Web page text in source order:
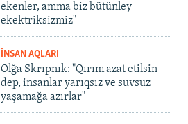
ekenler, amma biz bütünley
ekektriksizmiz"
İNSAN AQLARI
Olğa Skrıpnık: "Qırım azat etilsin
dep, insanlar yarıqsız ve suvsuz
yaşamağa azırlar"